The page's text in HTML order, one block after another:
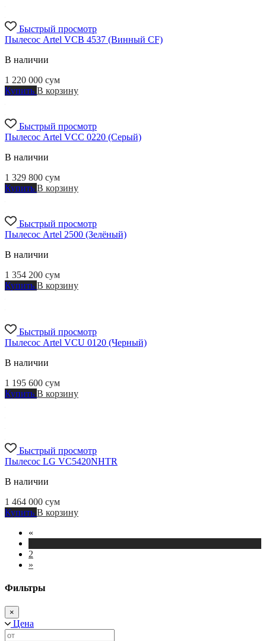
Быстрый просмотр
Пылесос Artel VCB 4537 (Винный CF)
В наличии
1 220 000 сум
Купить В корзину
Быстрый просмотр
Пылесос Artel VCC 0220 (Серый)
В наличии
1 329 800 сум
Купить В корзину
Быстрый просмотр
Пылесос Artel 2500 (Зелёный)
В наличии
1 354 200 сум
Купить В корзину
Быстрый просмотр
Пылесос Artel VCU 0120 (Черный)
В наличии
1 195 600 сум
Купить В корзину
Быстрый просмотр
Пылесос LG VC5420NHTR
В наличии
1 464 000 сум
Купить В корзину
«
2
»
Фильтры
×
Цена